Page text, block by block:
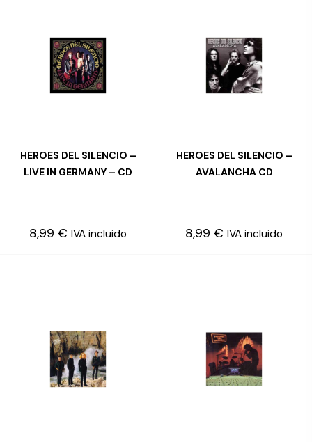
LEER MÁS
HEROES DEL SILENCIO –
LIVE IN GERMANY – CD
8,99 € IVA incluido
LEER MÁS
HEROES DEL SILENCIO –
AVALANCHA CD
8,99 € IVA incluido